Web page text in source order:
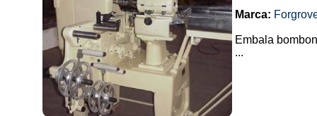
Marca:
Embala
...